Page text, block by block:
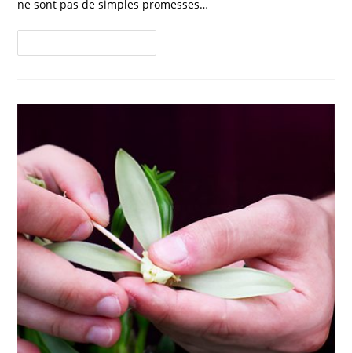
ne sont pas de simples promesses…